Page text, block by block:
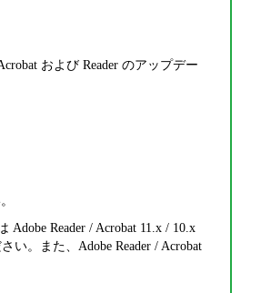
および Reader のアップデー
Reader / Acrobat 11.x / 10.x
い。また、Adobe Reader / Acrobat